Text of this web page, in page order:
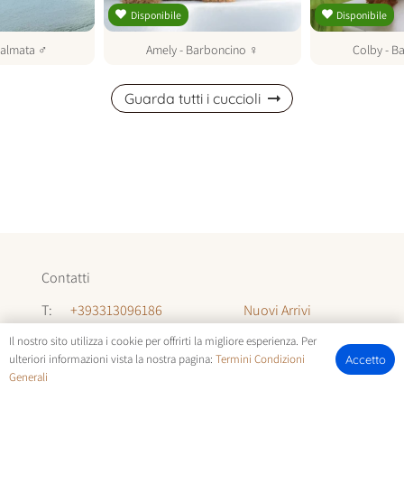
♂
Disponibile
Amely- Barboncino ♀
Disponibile
Colby-
Guarda tutti i cuccioli
Contatti
T:
+393313096186
T:
+393294142035
E:
Nuovi Arrivi
Informazioni
Chi Siamo
Il nostro sito utilizza i cookie per offrirti la migliore esperienza. Per
ulteriori informazioni vista la nostra pagina: Termini Condizioni
Generali
Accetto